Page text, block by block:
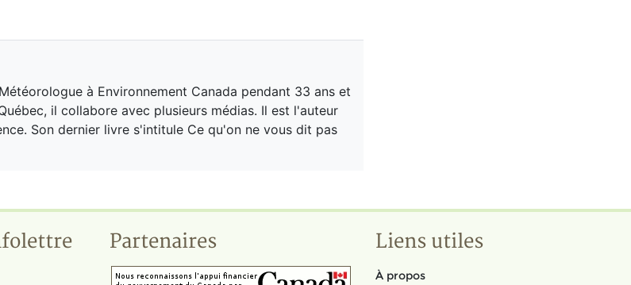
à Environnement Canada pendant 33 ans et
il collabore avec plusieurs médias. Il est l'auteur
Son dernier livre s'intitule Ce qu'on ne vous dit pas
Partenaires Liens utiles
À propos